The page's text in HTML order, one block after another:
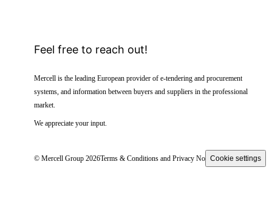
Feel free to reach out!
Mercell is the leading European provider of e-tendering and procurement
systems, and information between buyers and suppliers in the professional
market.
We appreciate your input.
© Mercell Group 2026Terms & Conditions and Privacy NoticeCookie settings